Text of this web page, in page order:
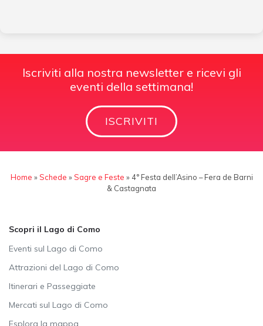
Iscriviti alla nostra newsletter e ricevi gli
eventi della settimana!
ISCRIVITI
Home »Schede »Sagre e Feste » 4° Festa dell’Asino – Fera de Barni
& Castagnata
Scopri il Lago di Como
Eventi sul Lago di Como
Attrazioni del Lago di Como
Itinerari e Passeggiate
Mercati sul Lago di Como
Esplora la mappa